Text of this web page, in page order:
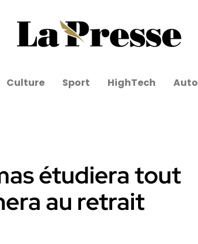
Culture Sport HighTech Auto
étudiera tout
au retrait